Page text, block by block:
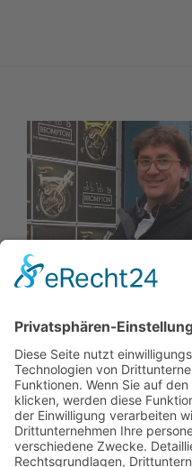
Wir wollen Ihr persönlicher
der sich auf die Fahne
und preiswerteste Anbieter
Wir sind ständig im